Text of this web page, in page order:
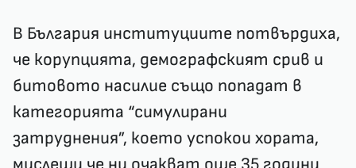
В България институциите потвърдиха,
че корупцията, демографският срив и
битовото насилие също попадат в
категорията “симулирани
затруднения”, което успокои хората,